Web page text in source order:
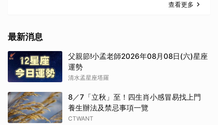
查看更多
最新消息
父親節!小孟老師2026年08月08日(六)星座
運勢
清水孟星座塔羅
8／7「立秋」至！四生肖小感冒易找上門
養生辦法及禁忌事項一覽
CTWANT